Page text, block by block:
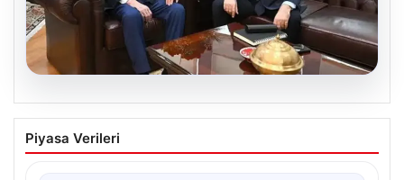
06.08.2026
‘Çerçeve Yasa’ya imza atmayan tek
MHP’li vekilden çarpıcı paylaşım
Piyasa Verileri